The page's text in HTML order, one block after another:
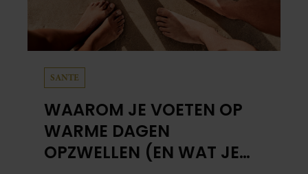
SANTE
WAAROM JE VOETEN OP
WARME DAGEN
OPZWELLEN (EN WAT JE